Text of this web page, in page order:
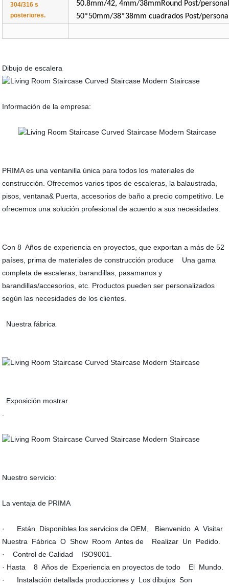
304/316 s
posteriores.
50.8mm/42, 4mm/38mmRound Post/
50*50mm/38*38mm cuadrados Post/
Dibujo de escalera
Información de la empresa:
PRIMA es una ventanilla única para todos los materiales de
construcción. Ofrecemos varios tipos de escaleras, la balaustrada,
pisos, ventana& Puerta, accesorios de baño a precio competitivo. Le
ofrecemos una solución profesional de acuerdo a sus necesidades.
Con 8 Años de experiencia en proyectos, que exportan a más de 52
países, prima de materiales de construcción produce Una gama
completa de escaleras, barandillas, pasamanos y
barandillas/accesorios, etc. Productos pueden ser personalizados
según las necesidades de los clientes.
Nuestra fábrica
Exposición mostrar
Nuestro servicio:
La ventaja de PRIMA
· Están Disponibles los servicios de OEM, Bienvenido A Visitar
Nuestra Fábrica O Show Room Antes de Realizar Un Pedido.
· Control de Calidad ISO9001.
· Hasta 8 Años de Experiencia en proyectos de todo El Mundo.
· Instalación detallada producciones y Los dibujos Son